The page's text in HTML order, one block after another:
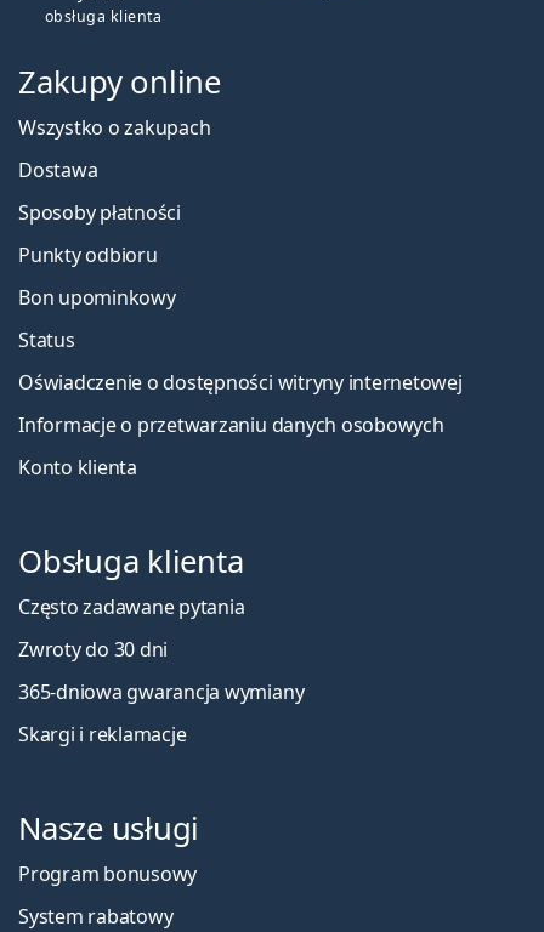
obsługa klienta
Zakupy online
Wszystko o zakupach
Dostawa
Sposoby płatności
Punkty odbioru
Bon upominkowy
Status
Oświadczenie o dostępności witryny internetowej
Informacje o przetwarzaniu danych osobowych
Konto klienta
Obsługa klienta
Często zadawane pytania
Zwroty do 30 dni
365-dniowa gwarancja wymiany
Skargi i reklamacje
Nasze usługi
Program bonusowy
System rabatowy